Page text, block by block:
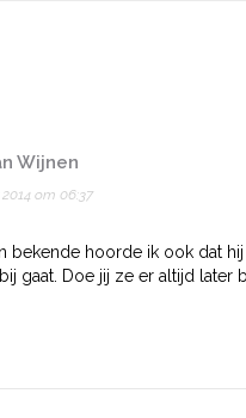
Wijnen
om 06:37
bekende hoorde ik ook dat
gaat. Doe jij ze er altijd later